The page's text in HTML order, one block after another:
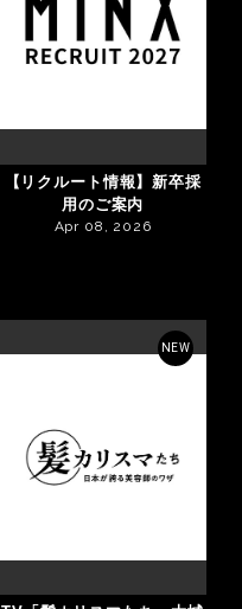
【リクルート情報】新卒採
用のご案内
Apr 08, 2026
NEW